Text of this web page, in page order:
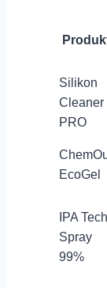
Silikon
Cleaner
PRO
EcoGel
IPA Tech
Spray
99%